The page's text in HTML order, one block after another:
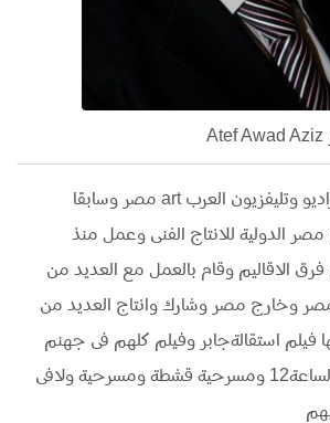
مدير انتاج بشبكة راديو وتليفزيون العرب art مصر وسابقا
الدولية للانتاج الفنى وعمل منذ
الاقاليم وقام بالعمل مع العديد من
وخارج مصر وشارك وانتاج العديد من
فيلم استقالةجابر وفيلم كلهم فى جهنم
ومسرحيات سباك الساعة12 ومسرحية قشطة ومسرحية ولافى